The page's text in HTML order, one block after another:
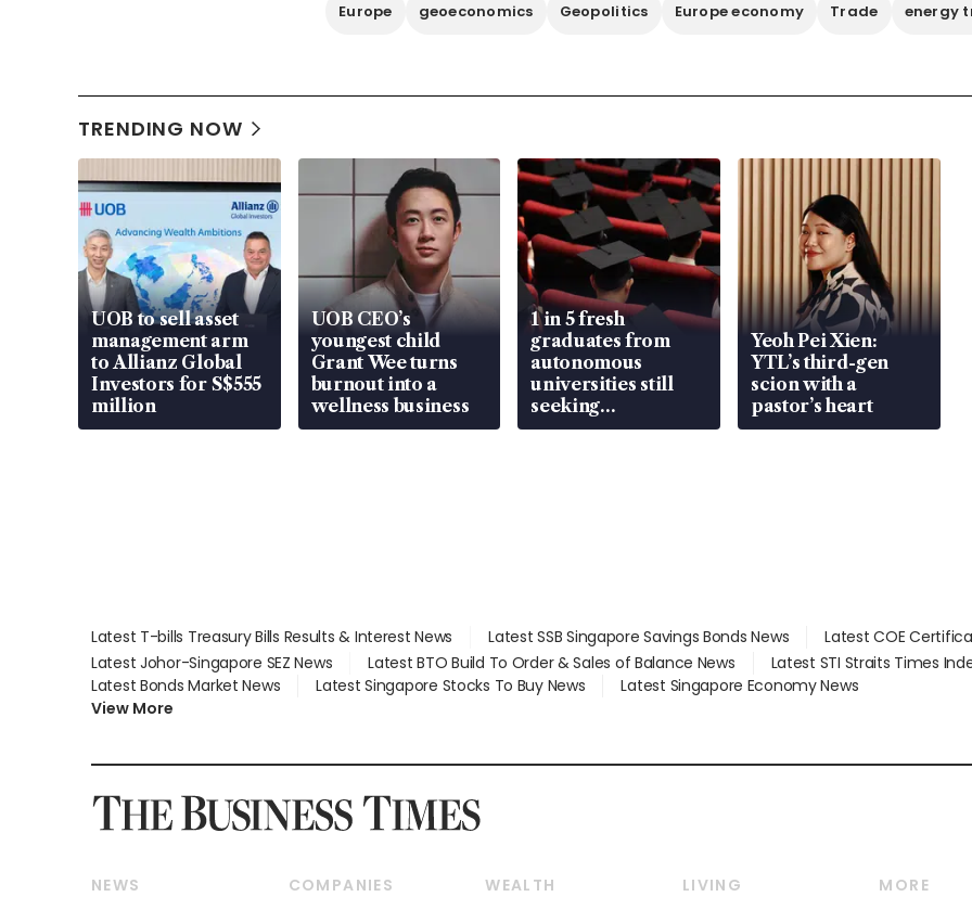
Europe geoeconomics Geopolitics Europe economy Trade energy
TRENDING NOW
UOB to sell asset
management arm
to Allianz Global
Investors for S$555
million
UOB CEO’s
youngest child
Grant Wee turns
burnout into a
wellness business
1 in 5 fresh
graduates from
autonomous
universities still
seeking
employment: MOM
Yeoh Pei Xien:
YTL’s third-gen
scion with a
pastor’s heart
Latest T-bills Treasury Bills Results & Interest News Latest SSB Singapore Savings Bonds News
Latest COE
Latest Johor-Singapore SEZ News
Latest BTO Build To Order & Sales of Balance News
Latest STI Straits Times
Latest Bonds Market News
Latest Singapore Stocks To Buy News
Latest Singapore Economy News
View More
NEWS COMPANIES WEALTH LIVING MORE